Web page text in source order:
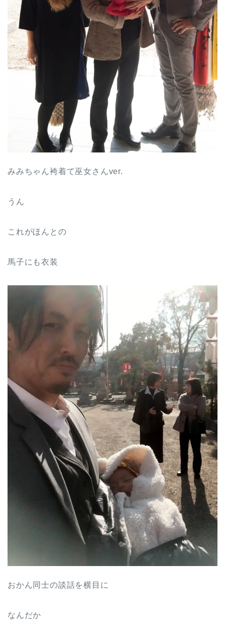
みみちゃん袴着て巫女さんver.
うん
これがほんとの
馬子にも衣装
おかん同士の談話を横目に
なんだか